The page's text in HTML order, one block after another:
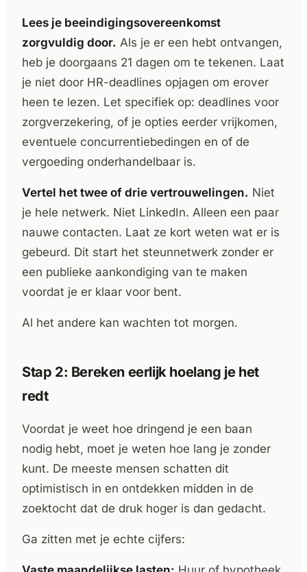
Lees je beeindigingsovereenkomst
zorgvuldig door. Als je er een hebt ontvangen,
heb je doorgaans 21 dagen om te tekenen. Laat
je niet door HR-deadlines opjagen om erover
heen te lezen. Let specifiek op: deadlines voor
zorgverzekering, of je opties eerder vrijkomen,
eventuele concurrentiebedingen en of de
vergoeding onderhandelbaar is.
Vertel het twee of drie vertrouwelingen. Niet
je hele netwerk. Niet LinkedIn. Alleen een paar
nauwe contacten. Laat ze kort weten wat er is
gebeurd. Dit start het steunnetwerk zonder er
een publieke aankondiging van te maken
voordat je er klaar voor bent.
Al het andere kan wachten tot morgen.
Stap 2: Bereken eerlijk hoelang je het
redt
Voordat je weet hoe dringend je een baan
nodig hebt, moet je weten hoe lang je zonder
kunt. De meeste mensen schatten dit
optimistisch in en ontdekken midden in de
zoektocht dat de druk hoger is dan gedacht.
Ga zitten met je echte cijfers: